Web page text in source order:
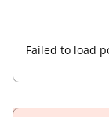
Failed to load